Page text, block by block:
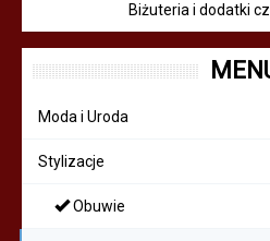
Biżuteria i dodatki
Moda i Uroda
Stylizacje
Obuwie